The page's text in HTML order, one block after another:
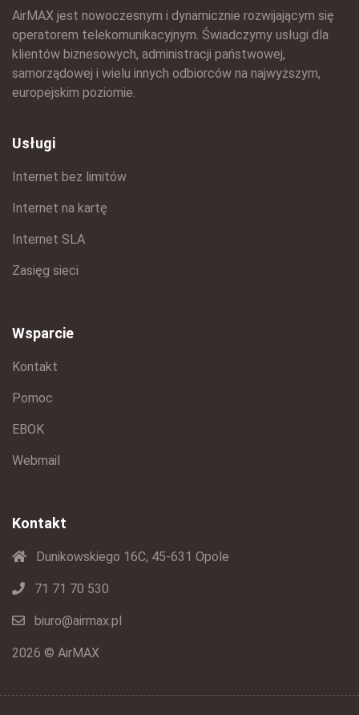
AirMAX jest nowoczesnym i dynamicznie rozwijającym się
operatorem telekomunikacyjnym. Świadczymy usługi dla
klientów biznesowych, administracji państwowej,
samorządowej i wielu innych odbiorców na najwyższym,
europejskim poziomie.
Usługi
Internet bez limitów
Internet na kartę
Internet SLA
Zasięg sieci
Wsparcie
Kontakt
Pomoc
EBOK
Webmail
Kontakt
Dunikowskiego 16C, 45-631 Opole
71 71 70 530
biuro@airmax.pl
2026 © AirMAX